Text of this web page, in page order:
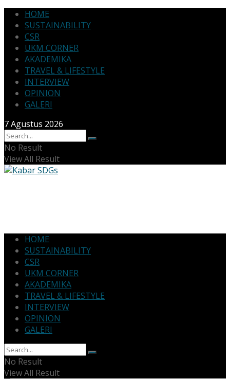
HOME
SUSTAINABILITY
CSR
UKM CORNER
AKADEMIKA
TRAVEL & LIFESTYLE
INTERVIEW
OPINION
GALERI
7 Agustus 2026
No Result
View All Result
HOME
SUSTAINABILITY
CSR
UKM CORNER
AKADEMIKA
TRAVEL & LIFESTYLE
INTERVIEW
OPINION
GALERI
No Result
View All Result